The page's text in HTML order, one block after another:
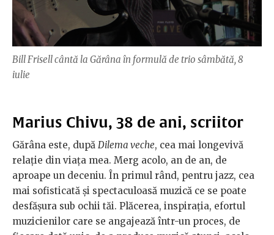
Bill Frisell cântă la Gărâna în formulă de trio sâmbătă, 8
iulie
Marius Chivu, 38 de ani, scriitor
Gărâna este, după Dilema veche, cea mai longevivă
relaţie din viaţa mea. Merg acolo, an de an, de
aproape un deceniu. În primul rând, pentru jazz, cea
mai sofisticată şi spectaculoasă muzică ce se poate
desfăşura sub ochii tăi. Plăcerea, inspiraţia, efortul
muzicienilor care se angajează într-un proces, de